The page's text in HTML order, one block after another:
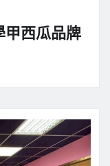
甲西瓜品牌